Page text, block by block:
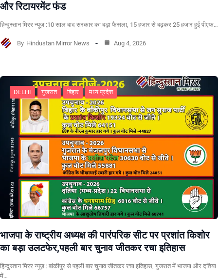
और रिटायरमेंट फंड
हिन्दुस्तान मिरर न्यूज़ :10 साल बाद सरकार का बड़ा फैसला, 15 हजार से बढ़कर 25 हजार हुई पीएफ…
By Hindustan Mirror News Aug 4, 2026
DELHI गुजरात बिहार मध्य प्रदेश
भाजपा के राष्ट्रीय अध्यक्ष की पारंपरिक सीट पर प्रशांत किशोर
का बड़ा उलटफेर,पहली बार चुनाव जीतकर रचा इतिहास
हिन्दुस्तान मिरर न्यूज़ : बांकीपुर से पहली बार चुनाव जीतकर रचा इतिहास, गुजरात में भाजपा और दतिया
में…